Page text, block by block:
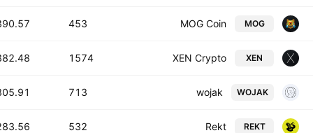
MOG
MOG Coin
453
T
XEN
XEN Crypto
1574
T
WOJAK
wojak
713
T
REKT
Rekt
532
T